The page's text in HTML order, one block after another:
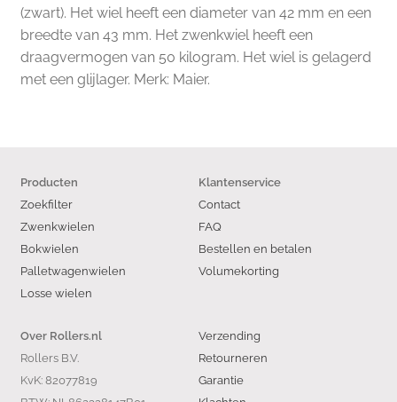
(zwart). Het wiel heeft een diameter van 42 mm en een
breedte van 43 mm. Het zwenkwiel heeft een
draagvermogen van 50 kilogram. Het wiel is gelagerd
met een glijlager. Merk: Maier.
Producten
Zoekfilter
Zwenkwielen
Bokwielen
Palletwagenwielen
Losse wielen
Klantenservice
Contact
FAQ
Bestellen en betalen
Volumekorting
Verzending
Retourneren
Garantie
Over Rollers.nl
Rollers B.V.
KvK: 82077819